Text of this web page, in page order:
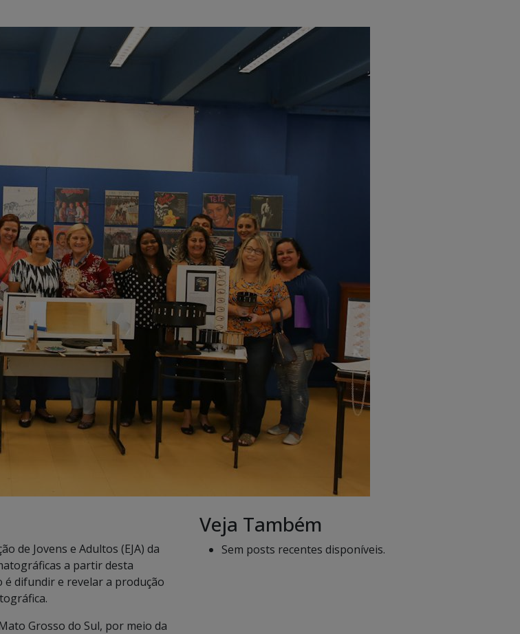
de Jovens e Adultos (EJA) da
a partir desta
é difundir e revelar a produção
Grosso do Sul, por meio da
Veja Também
Sem posts recentes disponíveis.